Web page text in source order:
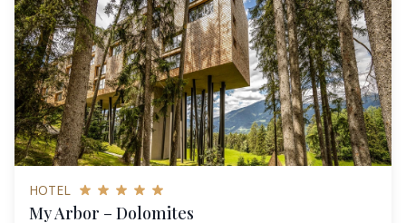
HOTEL
My Arbor – Dolomites